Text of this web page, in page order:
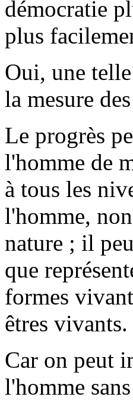
démocratie
plus
Oui, une
la mesure
Le progrès
l'homme de
à tous les
l'homme,
nature ; il
que
formes
êtres vivants.
Car on peut
l'homme